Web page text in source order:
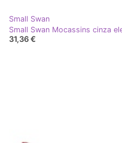
Small Swan
Small Swan Mocassins cinza
31,36 €